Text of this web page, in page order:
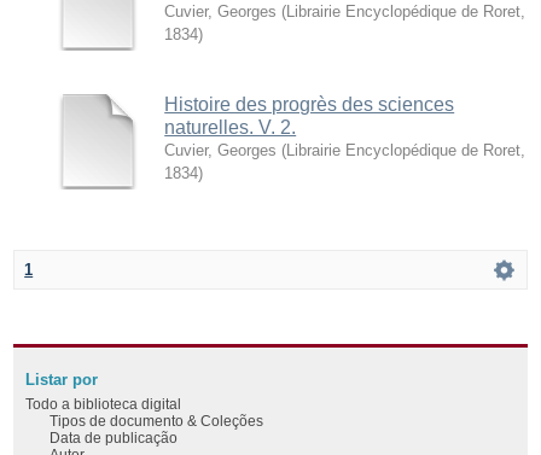
Cuvier, Georges ( Librairie Encyclopédique de Roret
1834)
Histoire des progrès des sciences
naturelles. V. 2.
Cuvier, Georges ( Librairie Encyclopédique de Roret
1834)
1
Listar por
Todo a biblioteca digital
Tipos de documento & Coleções
Data de publicação